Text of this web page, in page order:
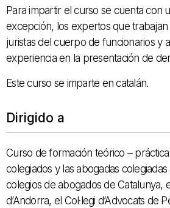
Para impartir el curso se cuenta con
excepción, los expertos que trabajan
juristas del cuerpo de funcionarios y
experiencia en la presentación de
Este curso se imparte en catalán.
Dirigido a
Curso de formación teórico –
colegiados y las abogadas
colegios de abogados de Catalunya,
d’Andorra, el Col·legi d’Advocats de